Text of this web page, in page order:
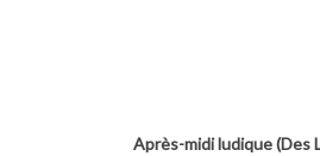
Après-midi ludique (Des